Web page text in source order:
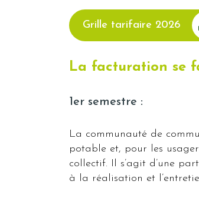
Grille tarifaire 2026
La facturation se
1er semestre :
La communauté de
potable et, pour les
collectif. Il s’agit d’une
à la réalisation et